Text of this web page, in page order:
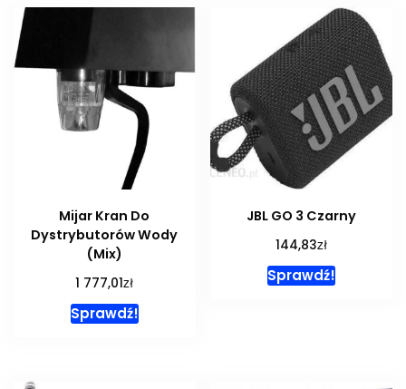
Mijar Kran Do
Dystrybutorów Wody
(Mix)
1 777,01zł
Sprawdź!
JBL GO 3 Czarny
144,83zł
Sprawdź!